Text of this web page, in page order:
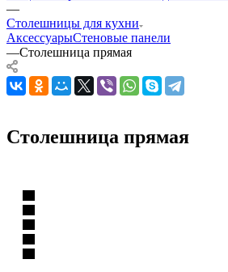
—
Столешницы для кухни
АксессуарыСтеновые панели
—Столешница прямая
Столешница прямая